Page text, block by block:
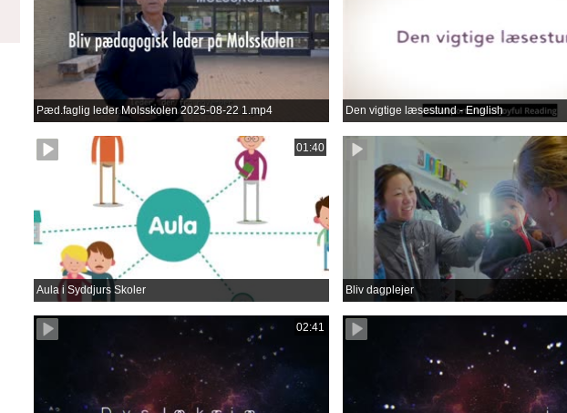
Pæd.faglig leder Molsskolen 2025-08-22 1.mp4 Den vigtige læsestund - English
01:40
Aula i Syddjurs Skoler Bliv dagplejer
02:41